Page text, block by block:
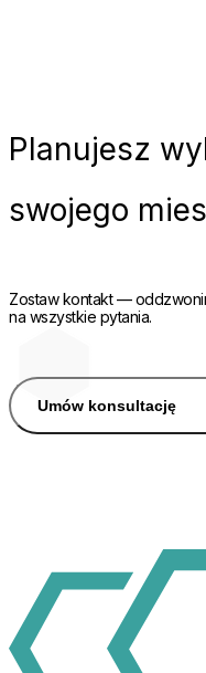
Planujesz
swojego
Zostaw kontakt —
na wszystkie pytania.
Umów konsultację